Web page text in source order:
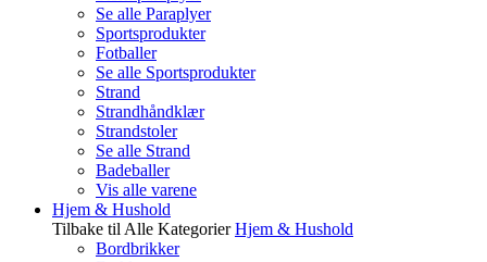
Se alle Paraplyer
Sportsprodukter
Fotballer
Se alle Sportsprodukter
Strand
Strandhåndklær
Strandstoler
Se alle Strand
Badeballer
Vis alle varene
Hjem & Hushold
Tilbake til Alle Kategorier Hjem & Hushold
Bordbrikker